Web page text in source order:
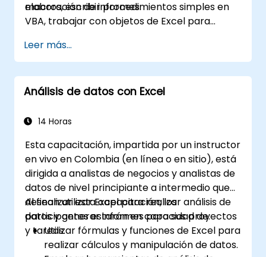
elaboración de informes.
macros, escribir procedimientos simples en
VBA, trabajar con objetos de Excel para
básicas de automatización.
Leer más...
Análisis de datos con Excel
14 Horas
Esta capacitación, impartida por un instructor
en vivo en Colombia (en línea o en sitio), está
dirigida a analistas de negocios y analistas de
datos de nivel principiante a intermedio que
desean utilizar Excel para realizar análisis de
datos y generar informes para sus proyectos
y tareas.
Al finalizar esta capacitación, los
participantes estarán en capacidad de:
Utilizar fórmulas y funciones de Excel para
realizar cálculos y manipulación de datos.